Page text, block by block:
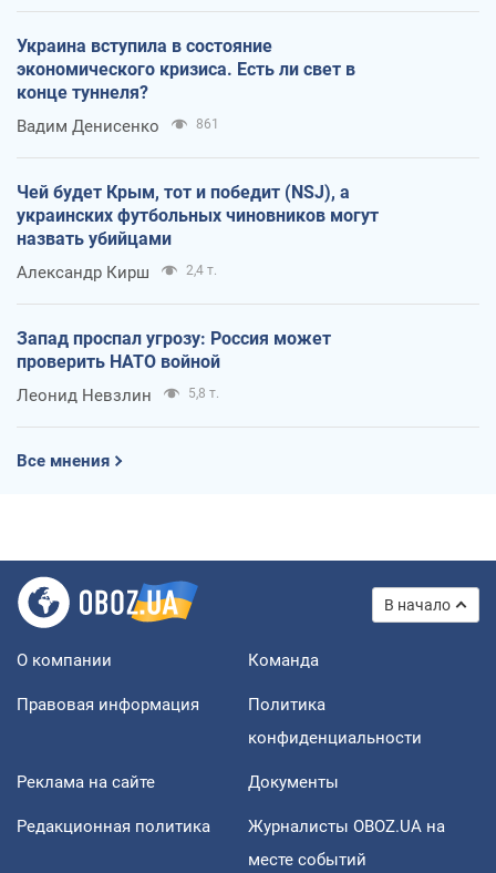
Украина вступила в состояние
экономического кризиса. Есть ли свет в
конце туннеля?
Вадим Денисенко 861
Чей будет Крым, тот и победит (NSJ), а
украинских футбольных чиновников могут
назвать убийцами
Александр Кирш 2,4 т.
Запад проспал угрозу: Россия может
проверить НАТО войной
Леонид Невзлин 5,8 т.
Все мнения
В начало
О компании Команда
Правовая информация
Политика
конфиденциальности
Реклама на сайте Документы
Редакционная политика
Журналисты OBOZ.UA на
месте событий